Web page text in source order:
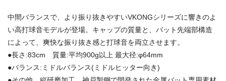
中間バランスで、より振り抜きやすいVKONGシリーズに響きのよ
い高打球音モデルが登場。キャップの質量と、バット先端部構造
によって、爽快な振り抜き感と打球音を両立させます。
●長さ:83cm 質量:平均900g以上 最大径:φ64mm
●バランス:ミドルバランス(ミドルヒッター向き)